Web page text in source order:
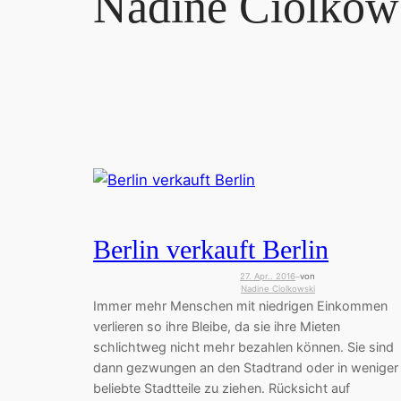
Berlin verkauft Berlin
27. Apr.. 2016—von
Nadine Ciolkowski
Immer mehr Menschen mit niedrigen Einkommen
verlieren so ihre Bleibe, da sie ihre Mieten
schlichtweg nicht mehr bezahlen können. Sie sind
dann gezwungen an den Stadtrand oder in weniger
beliebte Stadtteile zu ziehen. Rücksicht auf